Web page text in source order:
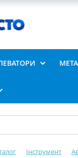
Інструмент